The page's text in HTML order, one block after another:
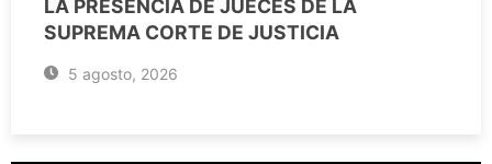
LA PRESENCIA DE JUECES DE LA
SUPREMA CORTE DE JUSTICIA
5 agosto, 2026